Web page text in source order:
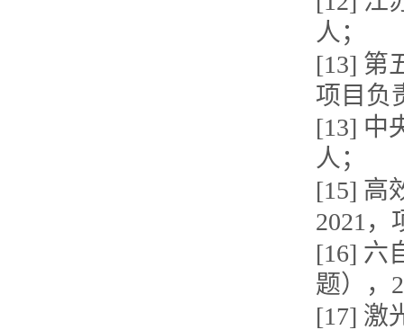
人；
[13] 第
项目负
[13] 中
人；
[15] 高
2021，
[16] 六
题），
[17] 激